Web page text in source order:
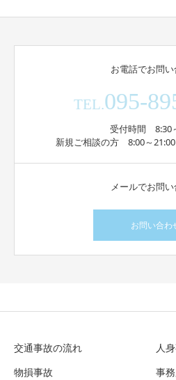
お電話でお問
TEL.095-
受付時間 8:30
新規ご相談の方 8:00～21:00
メールでお問
お問い合わ
交通事故の流れ
人
物損事故
事